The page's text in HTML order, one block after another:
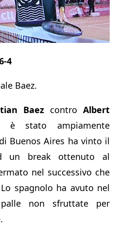
4
Baez.
Baez contro Albert
è stato ampiamente
Buenos Aires ha vinto il
un break ottenuto al
nel successivo che
spagnolo ha avuto nel
non sfruttate per